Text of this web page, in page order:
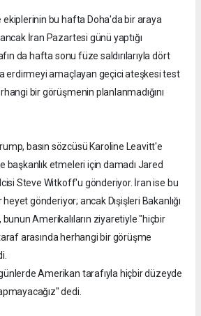
ekiplerinin bu hafta Doha'da bir araya
İran Pazartesi günü yaptığı
da hafta sonu füze saldırılarıyla dört
erdirmeyi amaçlayan geçici ateşkesi test
bir görüşmenin planlanmadığını
basın sözcüsü Karoline Leavitt'e
başkanlık etmeleri için damadı Jared
Steve Witkoff'u gönderiyor. İran ise bu
gönderiyor; ancak Dışişleri Bakanlığı
Amerikalıların ziyaretiyle "hiçbir
taraf arasında herhangi bir görüşme
Amerikan tarafıyla hiçbir düzeyde
dedi.